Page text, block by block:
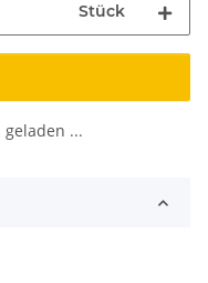
Stück
...